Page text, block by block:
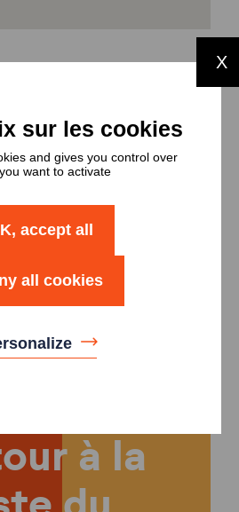
et
de
Nombre
T3 6
à la
X
and gives you control over
want to activate
accept all
all cookies